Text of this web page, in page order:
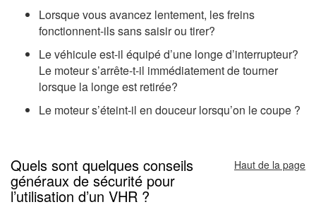
Lorsque vous avancez lentement, les freins
fonctionnent-ils sans saisir ou tirer?
Le véhicule est-il équipé d’une longe d’interrupteur?
Le moteur s’arrête-t-il immédiatement de tourner
lorsque la longe est retirée?
Le moteur s’éteint-il en douceur lorsqu’on le coupe ?
Quels sont quelques conseils
généraux de sécurité pour
l’utilisation d’un VHR ?
Haut de la page